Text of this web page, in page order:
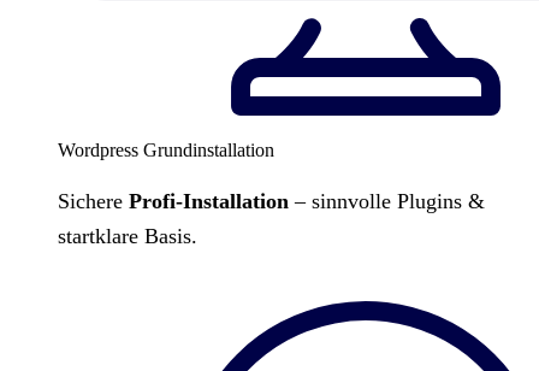
Wordpress Grundinstallation
Sichere Profi-Installation – sinnvolle Plugins &
startklare Basis.